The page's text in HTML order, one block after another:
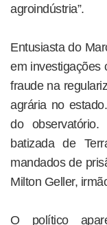
agroindústria”.
Entusiasta do
em investigações
fraude na
agrária no
do
batizada de
mandados de
Milton Geller,
O político